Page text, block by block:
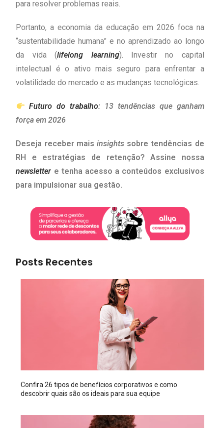
para resolver problemas reais.
Portanto, a economia da educação em 2026 foca na
“sustentabilidade humana” e no aprendizado ao longo
da vida (lifelong learning). Investir no capital
intelectual é o ativo mais seguro para enfrentar a
volatilidade do mercado e as mudanças tecnológicas.
Futuro do trabalho: 13 tendências que ganham
força em 2026
Deseja receber mais insights sobre tendências de
RH e estratégias de retenção? Assine nossa
newsletter e tenha acesso a conteúdos exclusivos
para impulsionar sua gestão.
Posts Recentes
Confira 26 tipos de benefícios corporativos e como
descobrir quais são os ideais para sua equipe